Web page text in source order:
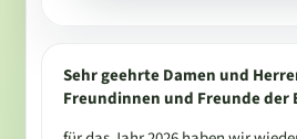
Sehr geehrte Damen und
Freundinnen und Freunde der